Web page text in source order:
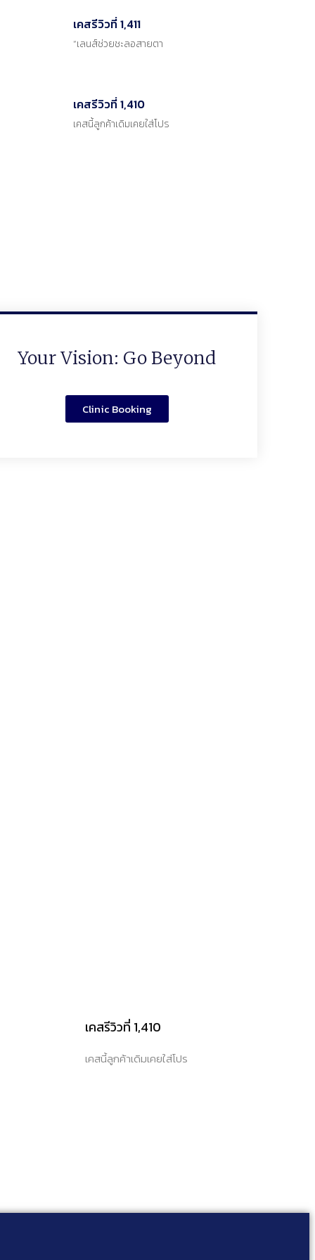
เคสรีวิวที่ 1,411
“เลนส์ช่วยชะลอสายตา
เคสรีวิวที่ 1,410
เคสนี้ลูกค้าเดิมเคยใส่โปร
Your Vision: Go Beyond
Clinic Booking
เคสรีวิวที่ 1,410
เคสนี้ลูกค้าเดิมเคยใส่โปร